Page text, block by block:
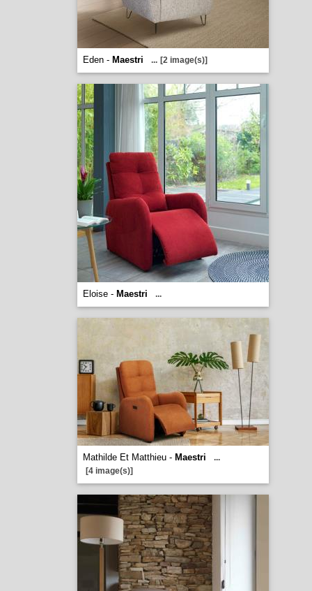
Eden - Maestri ... [2 image(s)]
Eloise - Maestri ...
Mathilde Et Matthieu - Maestri
...
[4 image(s)]